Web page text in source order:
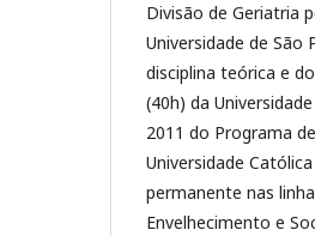
Divisão de Geriatria
Universidade de São
disciplina teórica e
(40h) da
2011 do Programa
Universidade
permanente nas
Envelhecimento e